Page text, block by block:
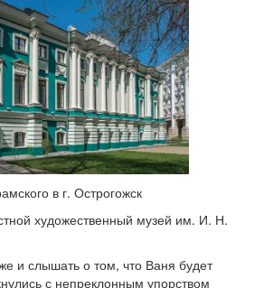
в г. Острогожск
художественный музей им. И. Н.
и слышать о том, что Ваня будет
с непреклонным упорством